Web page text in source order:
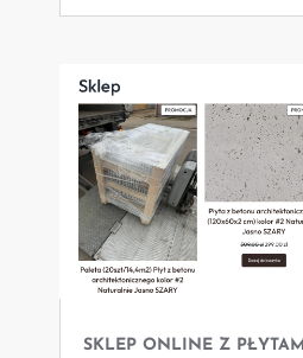
SKLEP ONLINE Z